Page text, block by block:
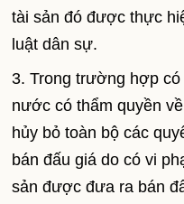
tài sản đó được thực
luật dân sự.
3. Trong trường hợp
nước có thẩm quyền
hủy bỏ toàn bộ các
bán đấu giá do có vi
sản được đưa ra bán